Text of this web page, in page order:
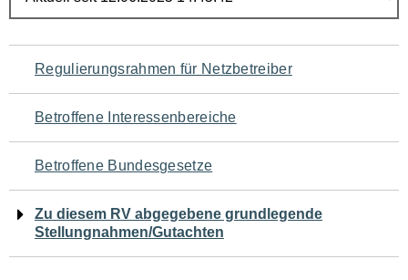
Navigation
für
den
Seiteninhalt
Regulierungsrahmen für Netzbetreiber
Betroffene Interessenbereiche
Betroffene Bundesgesetze
Zu diesem RV abgegebene grundlegende
Stellungnahmen/Gutachten